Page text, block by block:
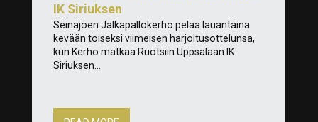
IK Siriuksen
Seinäjoen Jalkapallokerho pelaa lauantaina
kevään toiseksi viimeisen harjoitusottelunsa,
kun Kerho matkaa Ruotsiin Uppsalaan IK
Siriuksen...